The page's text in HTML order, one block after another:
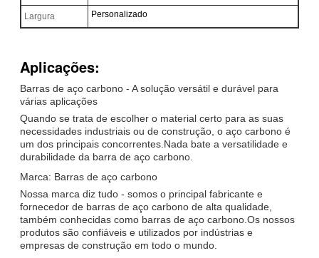
Largura Personalizado
Aplicações:
Barras de aço carbono - A solução versátil e durável para
várias aplicações
Quando se trata de escolher o material certo para as suas
necessidades industriais ou de construção, o aço carbono é
um dos principais concorrentes.Nada bate a versatilidade e
durabilidade da barra de aço carbono.
Marca: Barras de aço carbono
Nossa marca diz tudo - somos o principal fabricante e
fornecedor de barras de aço carbono de alta qualidade,
também conhecidas como barras de aço carbono.Os nossos
produtos são confiáveis e utilizados por indústrias e
empresas de construção em todo o mundo.